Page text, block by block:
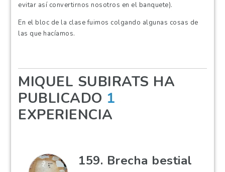
evitar así convertirnos nosotros en el banquete).
En elbloc de la clasefuimos colgando algunas cosas de
las que hacíamos.
MIQUEL SUBIRATS HA
PUBLICADO 1
EXPERIENCIA
159. Brecha bestial